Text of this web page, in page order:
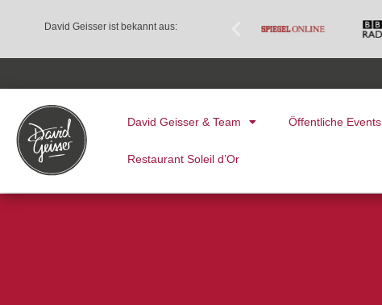
David Geisser ist bekannt aus:
David Geisser & Team Öffentliche Events
Restaurant Soleil d’Or